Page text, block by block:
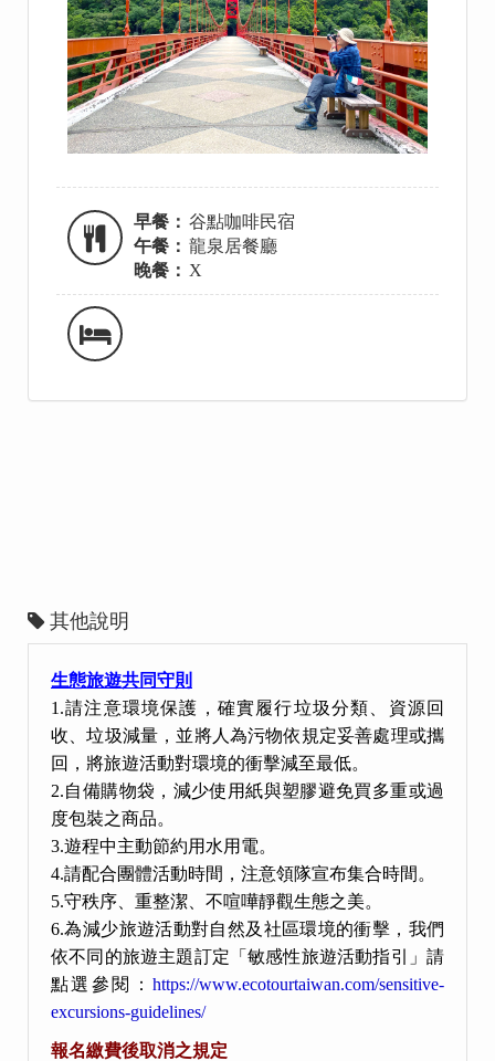
早餐： 谷點咖啡民宿
午餐： 龍泉居餐廳
晚餐： X
其他說明
生態旅遊共同守則
1.請注意環境保護，確實履行垃圾分類、資源回
收、垃圾減量，並將人為污物依規定妥善處理或攜
回，將旅遊活動對環境的衝擊減至最低。
2.自備購物袋，減少使用紙與塑膠避免買多重或過
度包裝之商品。
3.遊程中主動節約用水用電。
4.請配合團體活動時間，注意領隊宣布集合時間。
5.守秩序、重整潔、不喧嘩靜觀生態之美。
6.為減少旅遊活動對自然及社區環境的衝擊，我們
依不同的旅遊主題訂定「敏感性旅遊活動指引」請
點選參閱： https://www.ecotourtaiwan.com/sensitive-
excursions-guidelines/
報名繳費後取消之規定